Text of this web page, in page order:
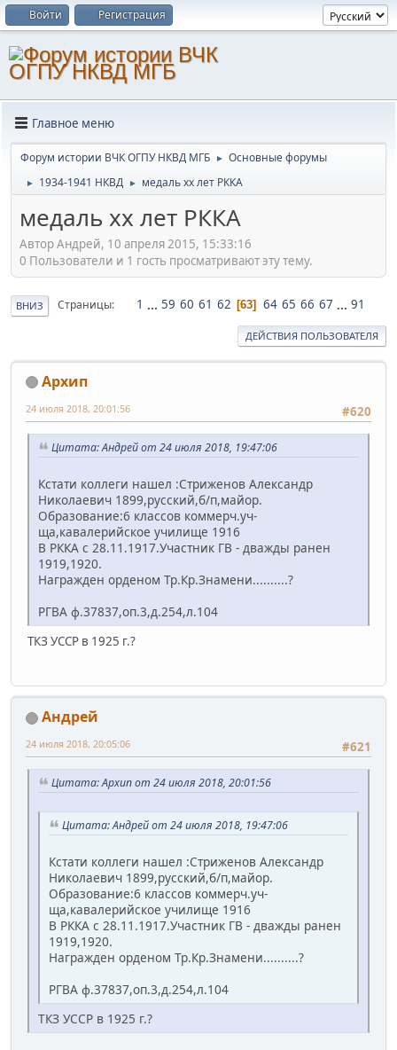
Войти Регистрация
Главное меню
Форум истории ВЧК ОГПУ НКВД МГБ ► Основные форумы
► 1934-1941 НКВД ► медаль хх лет РККА
медаль хх лет РККА
Автор Андрей, 10 апреля 2015, 15:33:16
0 Пользователи и 1 гость просматривают эту тему.
ВНИЗ Страницы 1 ... 59 60 61 62 63 64 65 66 67 ... 91
ДЕЙСТВИЯ ПОЛЬЗОВАТЕЛЯ
Архип
#620
24 июля 2018, 20:01:56
Цитата: Андрей от 24 июля 2018, 19:47:06
Кстати коллеги нашел :Стриженов Александр
Николаевич 1899,русский,б/п,майор.
Образование:6 классов коммерч.уч-
ща,кавалерийское училище 1916
В РККА с 28.11.1917.Участник ГВ - дважды ранен
1919,1920.
Награжден орденом Тр.Кр.Знамени..........?
РГВА ф.37837,оп.3,д.254,л.104
ТКЗ УССР в 1925 г.?
Андрей
#621
24 июля 2018, 20:05:06
Цитата: Архип от 24 июля 2018, 20:01:56
Цитата: Андрей от 24 июля 2018, 19:47:06
Кстати коллеги нашел :Стриженов Александр
Николаевич 1899,русский,б/п,майор.
Образование:6 классов коммерч.уч-
ща,кавалерийское училище 1916
В РККА с 28.11.1917.Участник ГВ - дважды ранен
1919,1920.
Награжден орденом Тр.Кр.Знамени..........?
РГВА ф.37837,оп.3,д.254,л.104
ТКЗ УССР в 1925 г.?